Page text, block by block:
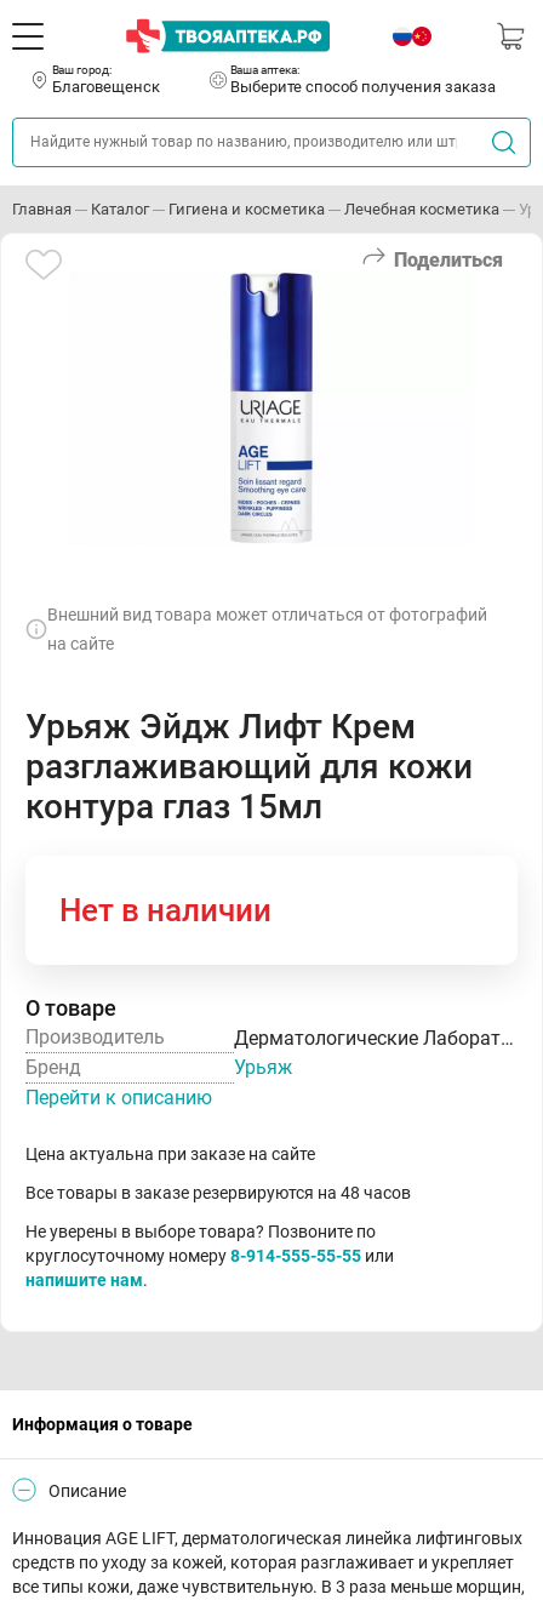
Ваш город:
Благовещенск
Ваша аптека:
Выберите способ получения заказа
Главная Каталог Гигиена и косметика Лечебная косметика
Поделиться
Внешний вид товара может отличаться от фотографий
на сайте
Урьяж Эйдж Лифт Крем
разглаживающий для кожи
контура глаз 15мл
Нет в наличии
О товаре
Производитель
Дерматологические Лаборатории УРЬЯЖ
Бренд
Урьяж
Перейти к описанию
Цена актуальна при заказе на сайте
Все товары в заказе резервируются на 48 часов
Не уверены в выборе товара? Позвоните по
круглосуточному номеру8-914-555-55-55 или
напишите нам.
Информация о товаре
Описание
Инновация AGE LIFT, дерматологическая линейка лифтинговых
средств по уходу за кожей, которая разглаживает и укрепляет
все типы кожи, даже чувствительную. В 3 раза меньше морщин,